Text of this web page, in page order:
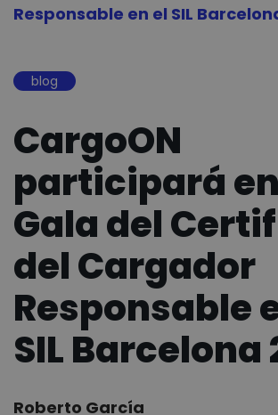
Responsable en el SIL
blog
CargoON
participará
Gala del
del Cargador
Responsable
SIL Barcelona
Author:
Roberto García